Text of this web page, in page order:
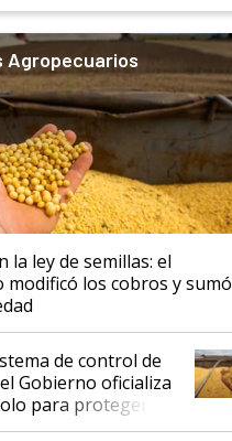
Agropecuarios
la ley de semillas: el
modificó los cobros y sumó
de control de
Gobierno oficializa
para proteger la
intelectual